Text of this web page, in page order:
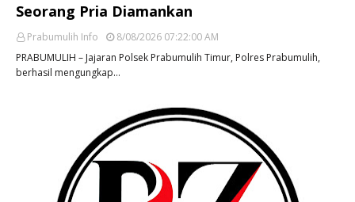
Seorang Pria Diamankan
Prabumulih Info
8/08/2026 07:22:00 AM
PRABUMULIH – Jajaran Polsek Prabumulih Timur, Polres Prabumulih,
berhasil mengungkap…